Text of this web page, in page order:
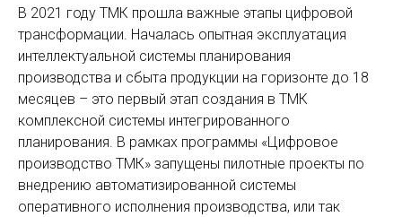
В 2021 году ТМК прошла важные этапы цифровой
трансформации. Началась опытная эксплуатация
интеллектуальной системы планирования
производства и сбыта продукции на горизонте до 18
месяцев – это первый этап создания в ТМК
комплексной системы интегрированного
планирования. В рамках программы «Цифровое
производство ТМК» запущены пилотные проекты по
внедрению автоматизированной системы
оперативного исполнения производства, или так